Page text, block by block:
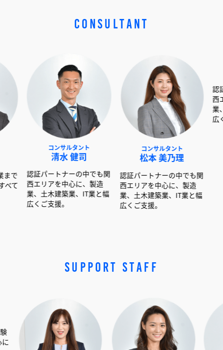
CONSULTANT
コンサルタント
ートナーの中でも関
アを中心に、製造
木建築業、IT業と幅
支援。
コンサルタント
松本 美乃理
認証パートナーの中でも関
西エリアを中心に、製造
業、土木建築業、IT業と幅
広くご支援。
認証パートナ
西エリアを中
業、土木建築
SUPPORT STAFF